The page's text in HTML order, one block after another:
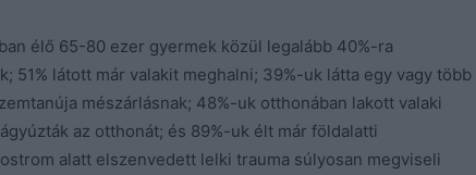
élő 65-80 ezer gyermek közül legalább 40%-ra
51% látott már valakit meghalni; 39%-uk látta egy vagy több
mészárlásnak; 48%-uk otthonában lakott valaki
az otthonát; és 89%-uk élt már földalatti
alatt elszenvedett lelki trauma súlyosan megviseli